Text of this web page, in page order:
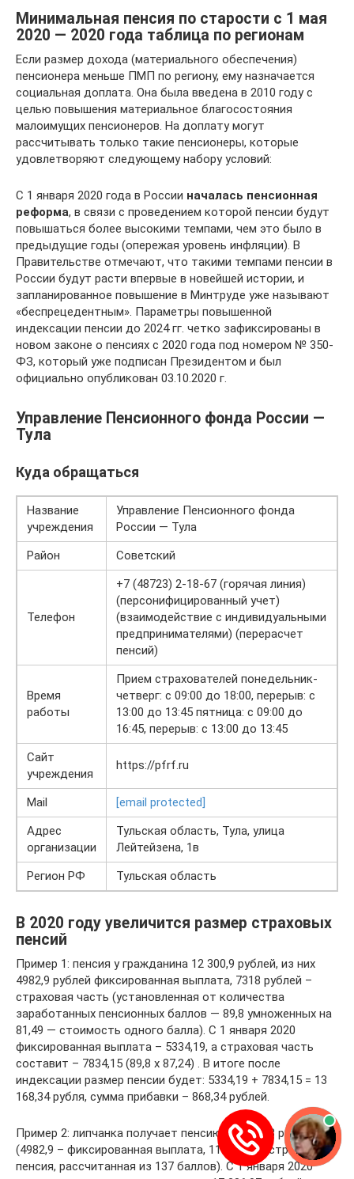
Минимальная пенсия по старости с 1 мая
2020 — 2020 года таблица по регионам
Если размер дохода (материального обеспечения)
пенсионера меньше ПМП по региону, ему назначается
социальная доплата. Она была введена в 2010 году с
целью повышения материальное благосостояния
малоимущих пенсионеров. На доплату могут
рассчитывать только такие пенсионеры, которые
удовлетворяют следующему набору условий:
С 1 января 2020 года в России началась пенсионная
реформа, в связи с проведением которой пенсии будут
повышаться более высокими темпами, чем это было в
предыдущие годы (опережая уровень инфляции). В
Правительстве отмечают, что такими темпами пенсии в
России будут расти впервые в новейшей истории, и
запланированное повышение в Минтруде уже называют
«беспрецедентным». Параметры повышенной
индексации пенсии до 2024 гг. четко зафиксированы в
новом законе о пенсиях с 2020 года под номером № 350-
ФЗ, который уже подписан Президентом и был
официально опубликован 03.10.2020 г.
Управление Пенсионного фонда России —
Тула
Куда обращаться
Название
учреждения
Управление Пенсионного фонда
России — Тула
Район
Советский
Телефон
+7 (48723) 2-18-67 (горячая линия)
(персонифицированный учет)
(взаимодействие с индивидуальными
предпринимателями) (перерасчет
пенсий)
Время
работы
Прием страхователей понедельник-
четверг: с 09:00 до 18:00, перерыв: с
13:00 до 13:45 пятница: с 09:00 до
16:45, перерыв: с 13:00 до 13:45
Сайт
учреждения
https://pfrf.ru
Mail
[email protected]
Адрес
организации
Тульская область, Тула, улица
Лейтейзена, 1в
Регион РФ
Тульская область
В 2020 году увеличится размер страховых
пенсий
Пример 1: пенсия у гражданина 12 300,9 рублей, из них
4982,9 рублей фиксированная выплата, 7318 рублей –
страховая часть (установленная от количества
заработанных пенсионных баллов — 89,8 умноженных на
81,49 — стоимость одного балла). С 1 января 2020
фиксированная выплата – 5334,19, а страховая часть
составит – 7834,15 (89,8 х 87,24) . В итоге после
индексации размер пенсии будет: 5334,19 + 7834,15 = 13
168,34 рубля, сумма прибавки – 868,34 рублей.
Пример 2: липчанка получает пенсию 16 147,03 рублей
(4982,9 – фиксированная выплата, 11164,13 – страховая
пенсия, рассчитанная из 137 баллов). С 1 января 2020